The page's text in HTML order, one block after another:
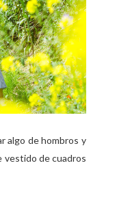
algo de hombros y
vestido de cuadros